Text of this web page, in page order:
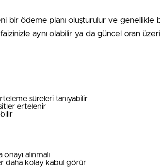
bir ödeme planı oluşturulur ve genellikle
aynı olabilir ya da güncel oran
süreleri tanıyabilir
ertelenir
alınmalı
daha kolay kabul görür